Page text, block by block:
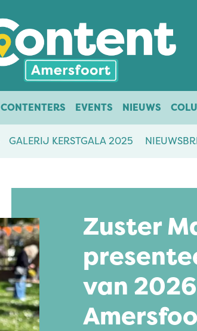
CONTENTERS EVENTS NIEUWS
GALERIJ KERSTGALA 2025
Zuster
van